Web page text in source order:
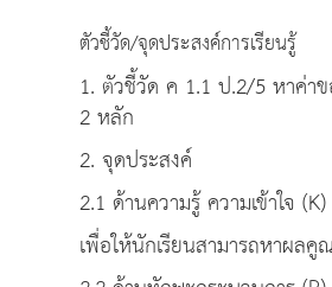
ตัวชี้วัด/จุดประสงค์การเรียนรู้
1. ตัวชี้วัด ค 1.1 ป.2/5 หาค่า
2 หลัก
2. จุดประสงค์
2.1 ด้านคว
เพื่อให้นักเรียนสามารถหาผล